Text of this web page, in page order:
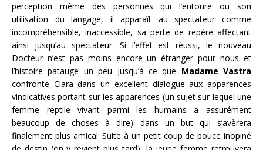
perception même des personnes qui l’entoure ou son
utilisation du langage, il apparaît au spectateur comme
incompréhensible, inaccessible, sa perte de repère affectant
ainsi jusqu’au spectateur. Si l’effet est réussi, le nouveau
Docteur n’est pas moins encore un étranger pour nous et
l’histoire patauge un peu jusqu’à ce que Madame Vastra
confronte Clara dans un excellent dialogue aux apparences
vindicatives portant sur les apparences (un sujet sur lequel une
femme reptile vivant parmi les humains a assurément
beaucoup de choses à dire) dans un but qui s’avèrera
finalement plus amical. Suite à un petit coup de pouce inopiné